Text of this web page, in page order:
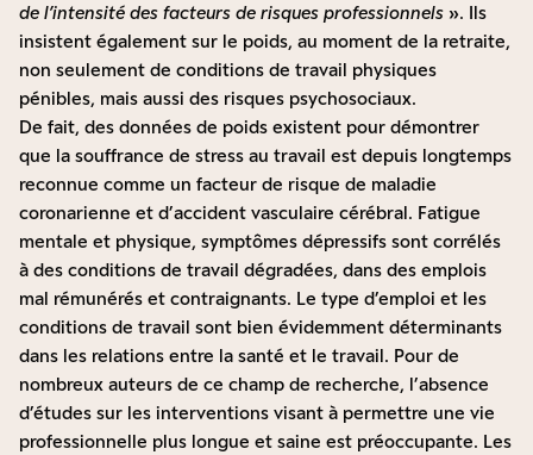
de l’intensité des facteurs de risques professionnels ». Ils
insistent également sur le poids, au moment de la retraite,
non seulement de conditions de travail physiques
pénibles, mais aussi des risques psychosociaux.
De fait, des données de poids existent pour démontrer
que la souffrance de stress au travail est depuis longtemps
reconnue comme un facteur de risque de maladie
coronarienne et d’accident vasculaire cérébral. Fatigue
mentale et physique, symptômes dépressifs sont corrélés
à des conditions de travail dégradées, dans des emplois
mal rémunérés et contraignants. Le type d’emploi et les
conditions de travail sont bien évidemment déterminants
dans les relations entre la santé et le travail. Pour de
nombreux auteurs de ce champ de recherche, l’absence
d’études sur les interventions visant à permettre une vie
professionnelle plus longue et saine est préoccupante. Les